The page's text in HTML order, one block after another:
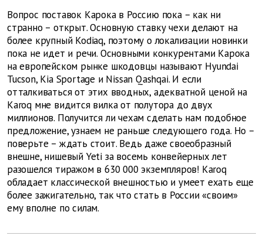
Вопрос поставок Карока в Россию пока – как ни
странно – открыт. Основную ставку чехи делают на
более крупный Kodiaq, поэтому о локализации новинки
пока не идет и речи. Основными конкурентами Карока
на европейском рынке шкодовцы называют Hyundai
Tucson, Kia Sportage и Nissan Qashqai. И если
отталкиваться от этих вводных, адекватной ценой на
Karoq мне видится вилка от полутора до двух
миллионов. Получится ли чехам сделать нам подобное
предложение, узнаем не раньше следующего года. Но –
поверьте – ждать стоит. Ведь даже своеобразный
внешне, нишевый Yeti за восемь конвейерных лет
разошелся тиражом в 630 000 экземпляров! Karoq
обладает классической внешностью и умеет ехать еще
более зажигательно, так что стать в России «своим»
ему вполне по силам.